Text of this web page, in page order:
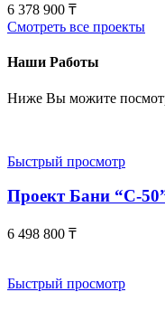
6 378 900 ₸
Смотреть все проекты
Наши Работы
Ниже Вы можите
Быстрый просмотр
Проект Бани “С-
6 498 800 ₸
Быстрый просмотр